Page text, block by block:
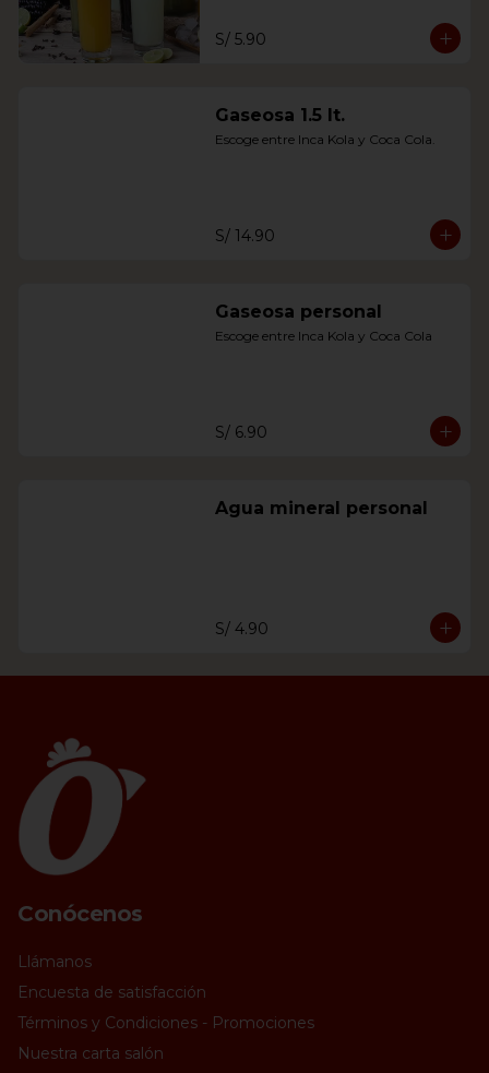
S/ 5.90
Gaseosa 1.5 lt.
Escoge entre Inca Kola y Coca Cola.
S/ 14.90
Gaseosa personal
Escoge entre Inca Kola y Coca Cola
S/ 6.90
Agua mineral personal
S/ 4.90
Conócenos
Llámanos
Encuesta de satisfacción
Términos y Condiciones - Promociones
Nuestra carta salón